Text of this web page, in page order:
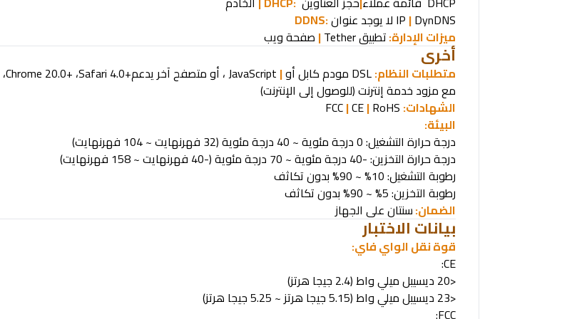
DDNS:لا يوجد عنوان IP |DynDNS
ميزات الإدارة:تطبيقTether
| صفحة ويب
أخرى
متطلبات النظام: ،Chrome 20.0+ ،Safari 4.0+، أو متصفح آخر يدعمJavaScript |مودم كابل أو DSL
مع مزود خدمة إنترنت (للوصول إلى الإنترنت)
الشهادات:
FCC|CE|RoHS
البيئة:
درجة حرارة التشغيل: 0 درجة مئوية ~ 40 درجة مئوية (32 فهرنهايت ~ 104 فهرنهايت)
درجة حرارة التخزين: -40 درجة مئوية ~ 70 درجة مئوية (-40 فهرنهايت ~ 158 فهرنهايت)
رطوبة التشغيل: 10% ~ 90% بدون تكاثف
رطوبة التخزين: 5% ~ 90% بدون تكاثف
الضمان:سنتان على الجهاز
بيانات الاختبار
قوة نقل الواي فاي:
CE:
<20
ديسيبل ميلي واط (2.4 جيجا هرتز)
<23
ديسيبل ميلي واط (5.15 جيجا هرتز ~ 5.25 جيجا هرتز)
FCC: